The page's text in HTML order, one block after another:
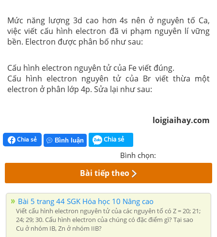
Mức năng lượng 3d cao hơn 4s nên ở nguyên tố Ca,
việc viết cấu hình electron đã vi phạm nguyên lí vững
bền. Electron được phân bố như sau:
Cấu hình electron nguyên tử của Fe viết đúng.
Cấu hình electron nguyên tử của Br viết thừa một
electron ở phân lớp 4p. Sửa lại như sau:
loigiaihay.com
Chia sẻ Bình luận Chia sẻ
Bình chọn:
Bài tiếp theo
Bài 5 trang 44 SGK Hóa học 10 Nâng cao
Viết cấu hình electron nguyên tử của các nguyên tố có Z = 20; 21;
24; 29; 30. Cấu hình electron của chúng có đặc điểm gì? Tại sao
Cu ở nhóm IB, Zn ở nhóm IIB?